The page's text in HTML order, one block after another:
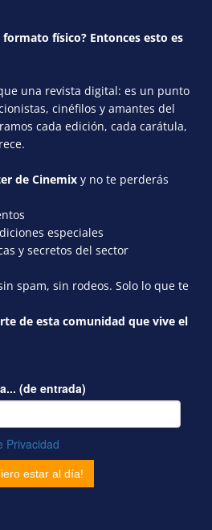
formato físico? Entonces esto es
una revista digital: es un punto
cinéfilos y amantes del
cada edición, cada carátula,
de Cinemix y no te perderás
especiales
y secretos del sector
spam, sin rodeos. Solo lo que te
de esta comunidad que vive el